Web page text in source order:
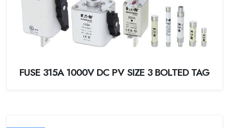
FUSE 315A 1000V DC PV SIZE 3 BOLTED TAG